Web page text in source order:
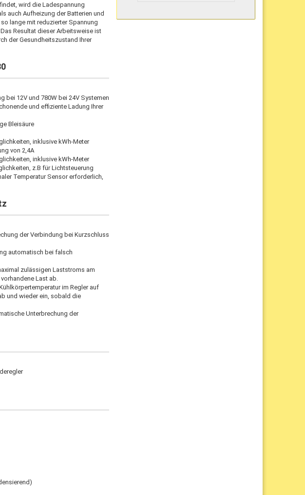
wird die Ladespannung
auch Aufheizung der Batterien und
lange mit reduzierter Spannung
Resultat dieser Arbeitsweise ist
der Gesundheitszustand Ihrer
bei 12V und 780W bei 24V Systemen
und effiziente Ladung Ihrer
Bleisäure
inklusive kWh-Meter
von 2,4A
inklusive kWh-Meter
z.B für Lichtsteuerung
Temperatur Sensor erforderlich,
der Verbindung bei Kurzschluss
automatisch bei falsch
zulässigen Laststroms am
Last ab.
im Regler auf
und wieder ein, sobald die
Unterbrechung der